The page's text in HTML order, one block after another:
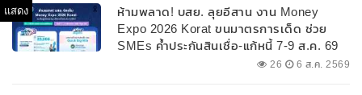
แสดง
ห้ามพลาด! บสย. ลุยอีสาน งาน Money
Expo 2026 Korat ขนมาตรการเด็ด ช่วย
SMEs ค้ำประกันสินเชื่อ-แก้หนี้ 7-9 ส.ค. 69
26 6 ส.ค. 2569